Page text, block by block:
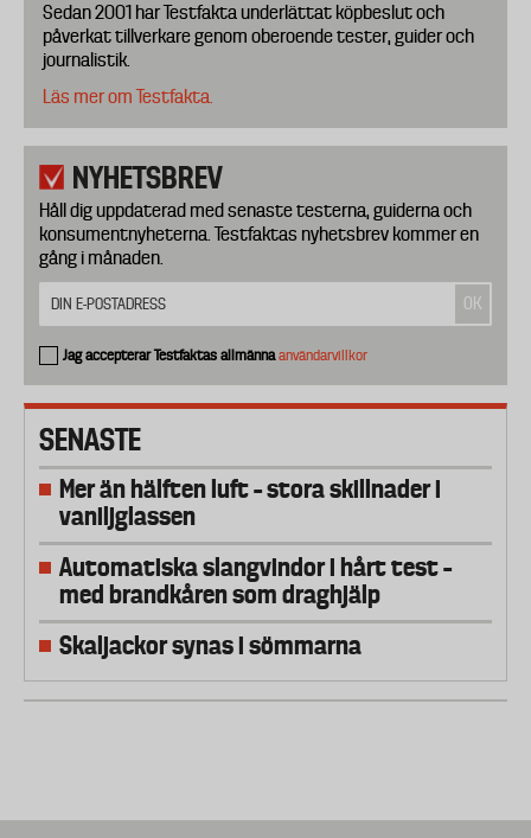
Sedan 2001 har Testfakta underlättat köpbeslut och
påverkat tillverkare genom oberoende tester, guider och
journalistik.
Läs mer om Testfakta.
NYHETSBREV
Håll dig uppdaterad med senaste testerna, guiderna och
konsumentnyheterna. Testfaktas nyhetsbrev kommer en
gång i månaden.
Jag accepterar Testfaktas allmännaanvändarvillkor
SENASTE
Mer än hälften luft – stora skillnader i
vaniljglassen
Automatiska slangvindor i hårt test –
med brandkåren som draghjälp
Skaljackor synas i sömmarna